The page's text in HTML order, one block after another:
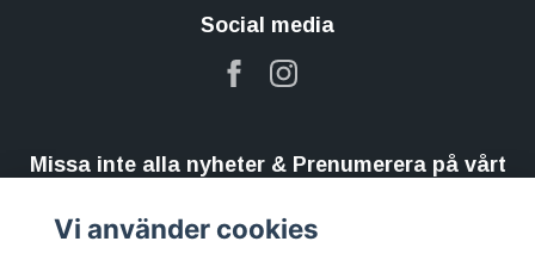
Social media
Missa inte alla nyheter & Prenumerera på vårt
Vi använder cookies